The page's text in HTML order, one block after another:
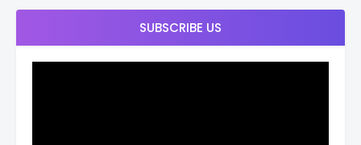
SUBSCRIBE US